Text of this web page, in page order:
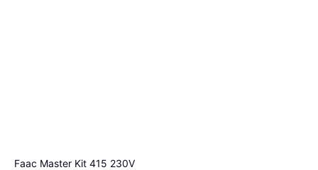
Faac Master Kit 415 230V